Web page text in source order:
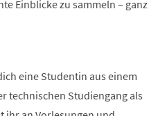
Einblicke zu sammeln – ganz
eine Studentin aus einem
technischen Studiengang als